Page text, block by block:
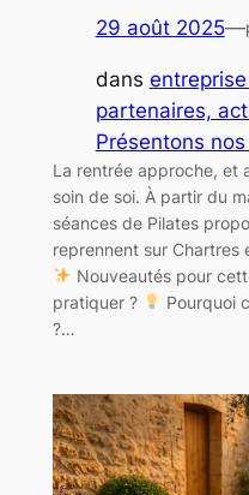
29 août 2025—
dans
partenaires,
Présentons
La rentrée approche, et
soin de soi. À partir du
séances de Pilates
reprennent sur Chartres
Nouveautés pour
pratiquer ?
Pourquoi
?…